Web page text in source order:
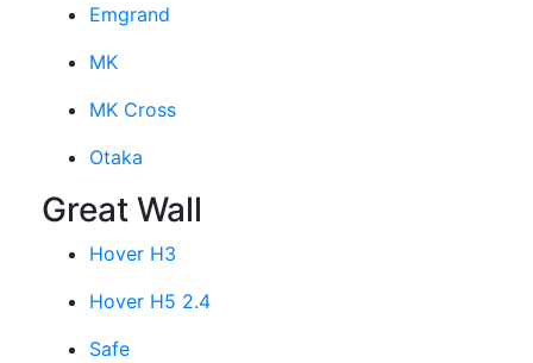
Emgrand
MK
MK Cross
Otaka
Great Wall
Hover H3
Hover H5 2.4
Safe